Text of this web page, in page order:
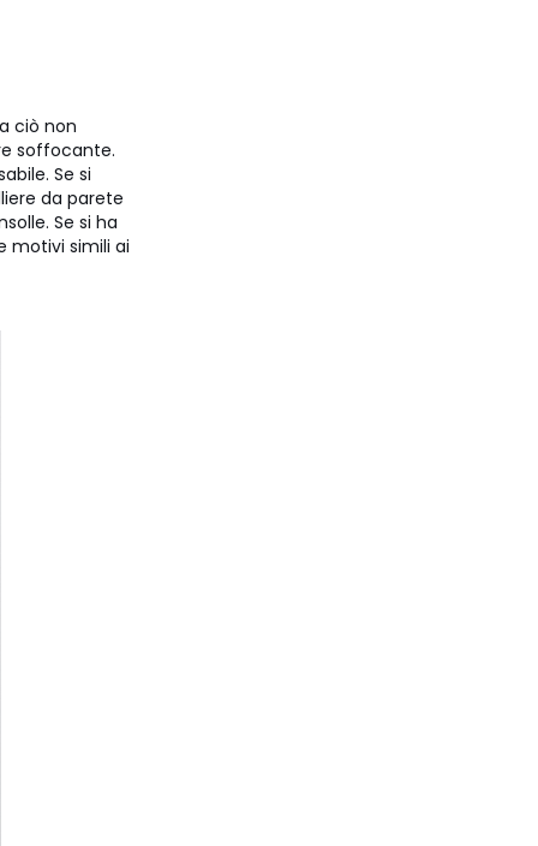
ciò non
soffocante.
Se si
da parete
Se si ha
motivi simili ai